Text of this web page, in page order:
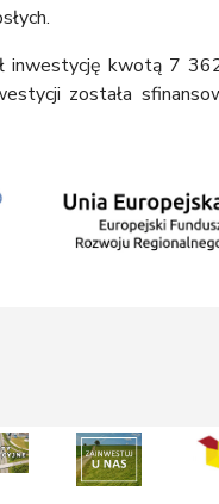
inwestycję kwotą 7
została